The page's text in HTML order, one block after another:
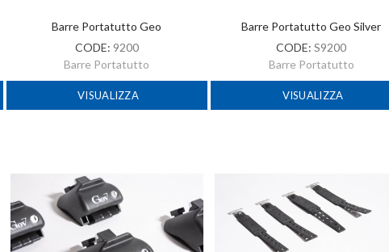
Barre Portatutto Geo
CODE: 9200
Barre Portatutto
VISUALIZZA
Barre Portatutto Geo Silver
CODE:S9200
Barre Portatutto
VISUALIZZA